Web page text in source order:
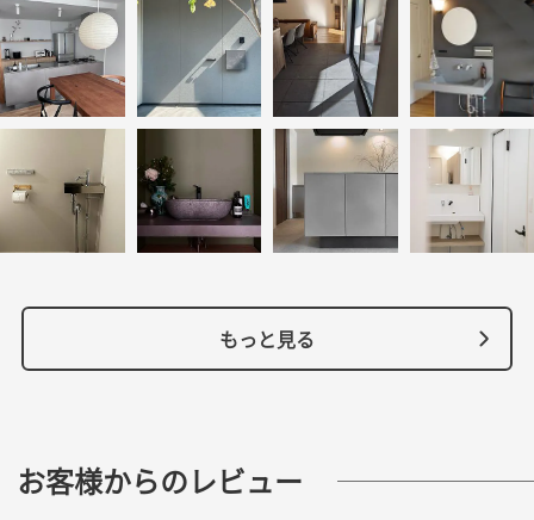
もっと見る
お客様からのレビュー